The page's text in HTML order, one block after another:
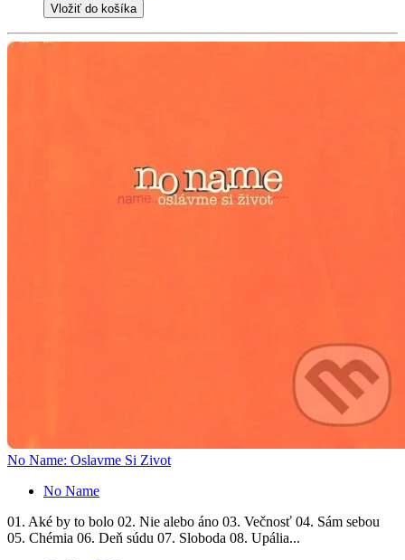
Vložiť do košíka
No Name: Oslavme Si Zivot
No Name
01. Aké by to bolo 02. Nie alebo áno 03. Večnosť 04. Sám sebou
05. Chémia 06. Deň súdu 07. Sloboda 08. Upália...